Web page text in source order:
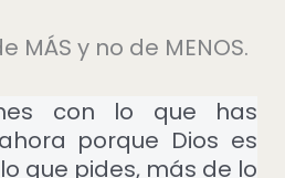
MÁS y no de MENOS.
con lo que has
porque Dios es
que pides, más de lo